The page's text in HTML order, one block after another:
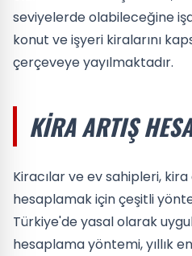
seviyelerde olabileceğine
konut ve işyeri kiralarını
çerçeveye yayılmaktadır.
KIRA ARTIŞ
Kiracılar ve ev sahipleri, kira
hesaplamak için çeşitli
Türkiye'de yasal olarak
hesaplama yöntemi, yıllık